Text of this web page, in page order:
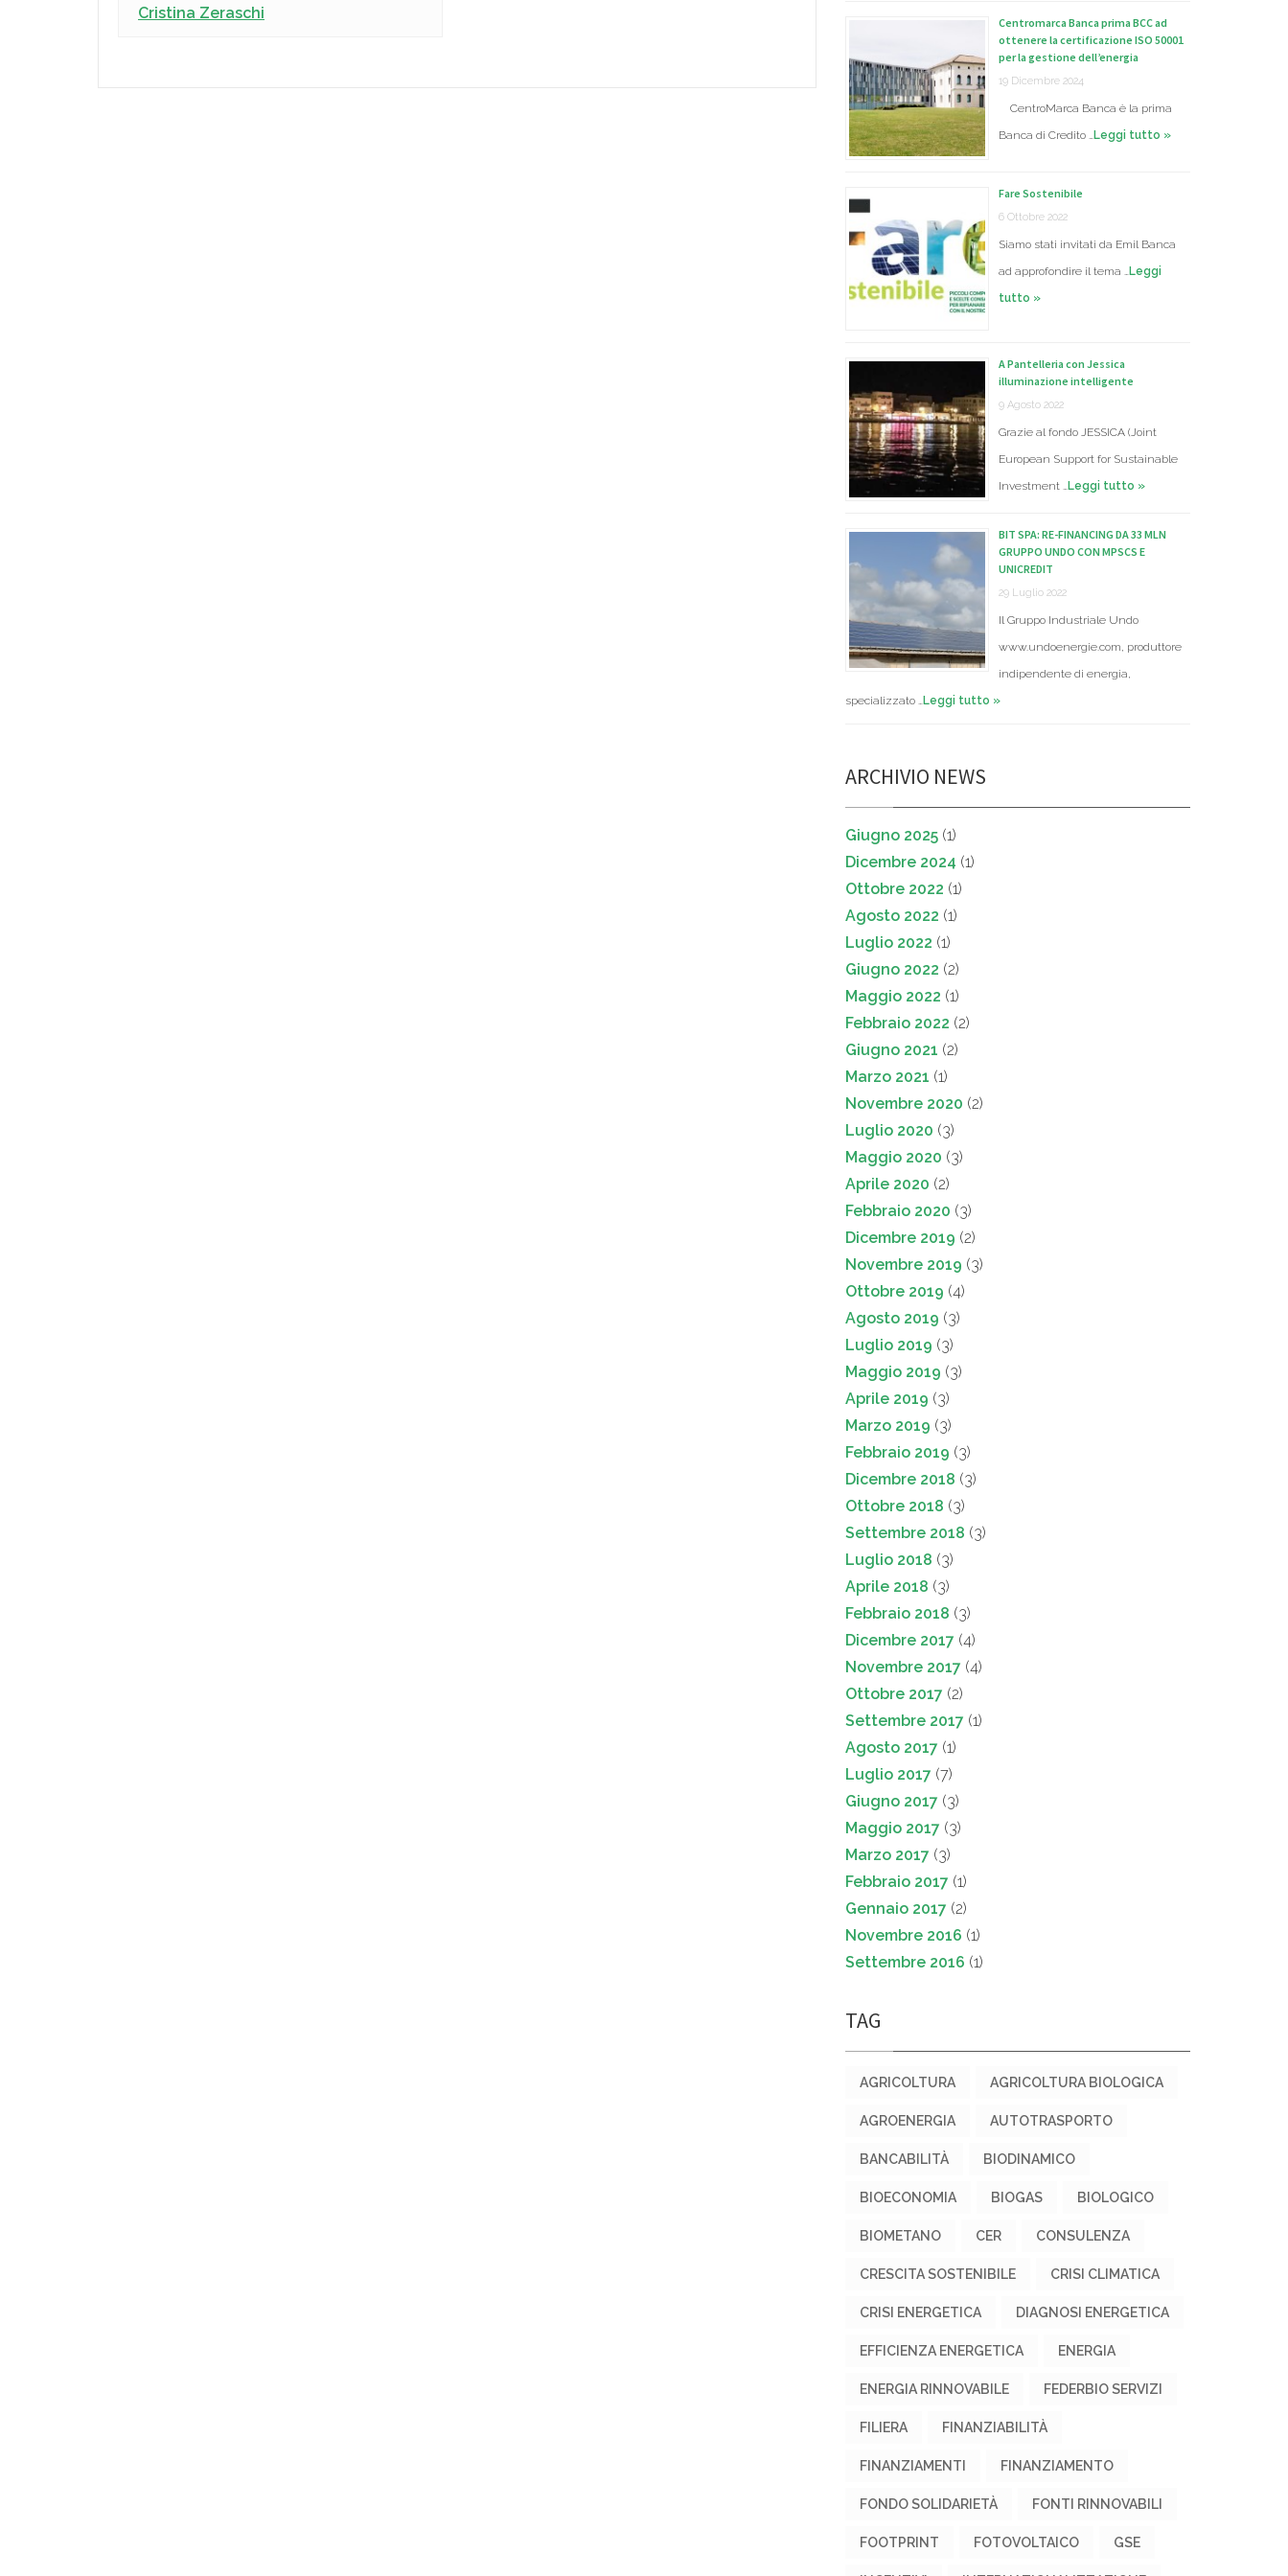
Cristina Zeraschi
Centromarca Banca prima BCC ad
ottenere la certificazione ISO 50001
per la gestione dell’energia
19 Dicembre 2024
CentroMarca Banca è la prima
Banca di Credito …Leggi tutto »
Fare Sostenibile
6 Ottobre 2022
Siamo stati invitati da Emil Banca
ad approfondire il tema …Leggi
tutto »
A Pantelleria con Jessica
illuminazione intelligente
9 Agosto 2022
Grazie al fondo JESSICA (Joint
European Support for Sustainable
Investment …Leggi tutto »
BIT SPA: RE-FINANCING DA 33 MLN
GRUPPO UNDO CON MPSCS E
UNICREDIT
29 Luglio 2022
Il Gruppo Industriale Undo
www.undoenergie.com, produttore
indipendente di energia,
specializzato …Leggi tutto »
ARCHIVIO NEWS
Giugno 2025 (1)
Dicembre 2024 (1)
Ottobre 2022 (1)
Agosto 2022 (1)
Luglio 2022 (1)
Giugno 2022 (2)
Maggio 2022 (1)
Febbraio 2022 (2)
Giugno 2021 (2)
Marzo 2021 (1)
Novembre 2020 (2)
Luglio 2020 (3)
Maggio 2020 (3)
Aprile 2020 (2)
Febbraio 2020 (3)
Dicembre 2019 (2)
Novembre 2019 (3)
Ottobre 2019 (4)
Agosto 2019 (3)
Luglio 2019 (3)
Maggio 2019 (3)
Aprile 2019 (3)
Marzo 2019 (3)
Febbraio 2019 (3)
Dicembre 2018 (3)
Ottobre 2018 (3)
Settembre 2018 (3)
Luglio 2018 (3)
Aprile 2018 (3)
Febbraio 2018 (3)
Dicembre 2017 (4)
Novembre 2017 (4)
Ottobre 2017 (2)
Settembre 2017 (1)
Agosto 2017 (1)
Luglio 2017 (7)
Giugno 2017 (3)
Maggio 2017 (3)
Marzo 2017 (3)
Febbraio 2017 (1)
Gennaio 2017 (2)
Novembre 2016 (1)
Settembre 2016 (1)
TAG
AGRICOLTURA AGRICOLTURA BIOLOGICA
AGROENERGIA AUTOTRASPORTO
BANCABILITÀ BIODINAMICO
BIOECONOMIA BIOGAS BIOLOGICO
BIOMETANO CER CONSULENZA
CRESCITA SOSTENIBILE CRISI CLIMATICA
CRISI ENERGETICA DIAGNOSI ENERGETICA
EFFICIENZA ENERGETICA ENERGIA
ENERGIA RINNOVABILE FEDERBIO SERVIZI
FILIERA FINANZIABILITÀ
FINANZIAMENTI FINANZIAMENTO
FONDO SOLIDARIETÀ FONTI RINNOVABILI
FOOTPRINT FOTOVOLTAICO GSE